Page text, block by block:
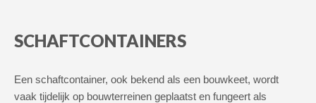
SCHAFTCONTAINERS
Een schaftcontainer, ook bekend als een bouwkeet, wordt
vaak tijdelijk op bouwterreinen geplaatst en fungeert als